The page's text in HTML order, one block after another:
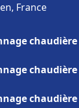
France
chaudière
chaudière
chaudière